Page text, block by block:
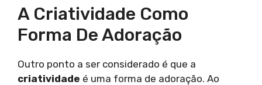
A Criatividade Como
Forma De Adoração
Outro ponto a ser considerado é que a
criatividade é uma forma de adoração. Ao